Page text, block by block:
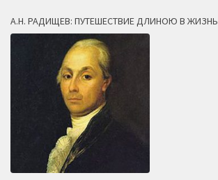
А.Н. РАДИЩЕВ: ПУТЕШЕСТВИЕ ДЛИНОЮ В ЖИЗНЬ